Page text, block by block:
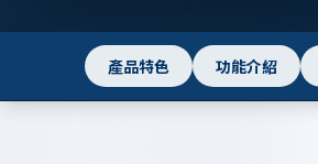
產品特色 功能介紹